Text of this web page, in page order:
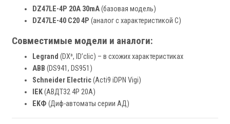
DZ47LE-4P 20A 30mA(базовая модель)
DZ47LE-40 C20 4P (аналог с характеристикой C)
Совместимые модели и аналоги:
Legrand (DX³, ID’clic) – в схожих характеристиках
ABB (DS941, DS951)
Schneider Electric(Acti9 iDPN Vigi)
IEK(АВДТ32 4P 20A)
EKФ (Диф-автоматы серии АД)